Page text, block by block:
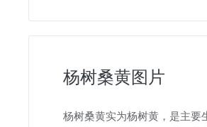
杨树桑黄图片
杨树桑黄实为杨树黄，是主要